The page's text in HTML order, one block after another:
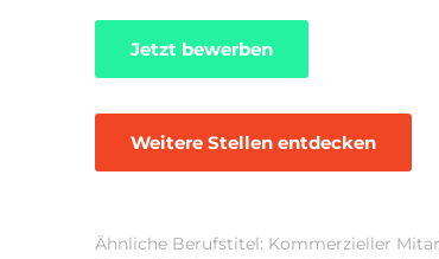
Jetzt bewerben
Weitere Stellen entdecken
Ähnliche Berufstitel: Kommerzieller